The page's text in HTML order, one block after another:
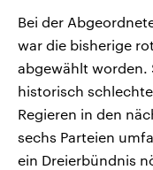
Bei der
war die bisherige
abgewählt worden.
historisch
Regieren in den
sechs Parteien
ein Dreierbündnis